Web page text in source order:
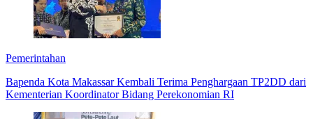
Pemerintahan
Bapenda Kota Makassar Kembali Terima Penghargaan TP2DD dari
Kementerian Koordinator Bidang Perekonomian RI